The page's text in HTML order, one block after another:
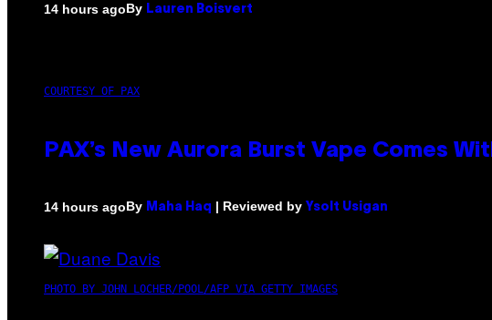
14 hours agoBy Lauren Boisvert
COURTESY OF PAX
PAX’s New Aurora Burst Vape Comes
14 hours agoBy Maha Haq | Reviewed by Ysolt Usigan
PHOTO BY JOHN LOCHER/POOL/AFP VIA GETTY IMAGES